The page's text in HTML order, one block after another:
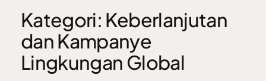
Kategori: Keberlanjutan
dan Kampanye
Lingkungan Global